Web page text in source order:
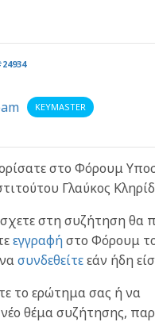
KEYMASTER
στο Φόρουμ
Γλαύκος
στη συζήτηση θα
εγγραφήστο Φόρουμ
συνδεθείτεεάν ήδη
το ερώτημα σας ή να
θέμα συζήτησης,